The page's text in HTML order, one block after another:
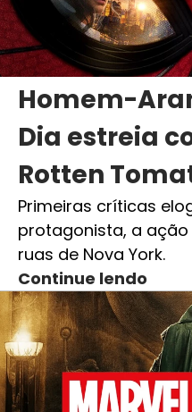
Homem-
Dia estreia
Rotten
Primeiras críticas
protagonista, a
ruas de Nova York.
Continue lendo